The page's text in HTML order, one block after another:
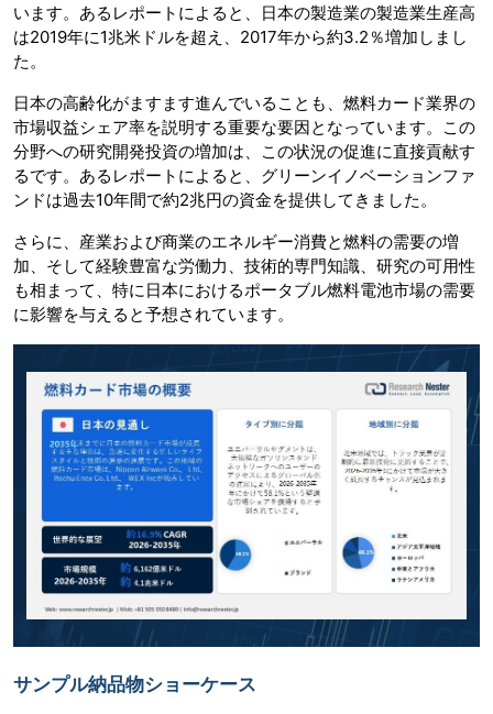
います。あるレポートによると、日本の製造業の製造業生産高
は2019年に1兆米ドルを超え、2017年から約3.2％増加しまし
た。
日本の高齢化がますます進んでいることも、燃料カード業界の
市場収益シェア率を説明する重要な要因となっています。この
分野への研究開発投資の増加は、この状況の促進に直接貢献す
るです。あるレポートによると、グリーンイノベーションファ
ンドは過去10年間で約2兆円の資金を提供してきました。
さらに、産業および商業のエネルギー消費と燃料の需要の増
加、そして経験豊富な労働力、技術的専門知識、研究の可用性
も相まって、特に日本におけるポータブル燃料電池市場の需要
に影響を与えると予想されています。
サンプル納品物ショーケース